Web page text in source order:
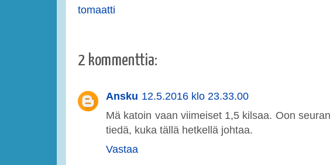
tomaatti
2 kommenttia:
Ansku 12.5.2016 klo 23.33.00
Mä katoin vaan viimeiset 1,5 kilsaa. Oon
tiedä, kuka tällä hetkellä johtaa.
Vastaa